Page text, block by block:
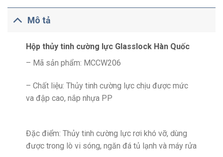
Mô tả
Hộp thủy tinh cường lực Glasslock Hàn Quốc
– Mã sản phẩm: MCCW206
– Chất liệu: Thủy tinh cường lực chịu được mức
va đập cao, nắp nhựa PP
Đặc điểm: Thủy tinh cường lực rơi khó vỡ, dùng
được trong lò vi sóng, ngăn đá tủ lạnh và máy rửa